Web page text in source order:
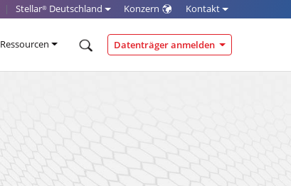
| Stellar®Deutschland Konzern Kontakt
Ressourcen Datenträger anmelden